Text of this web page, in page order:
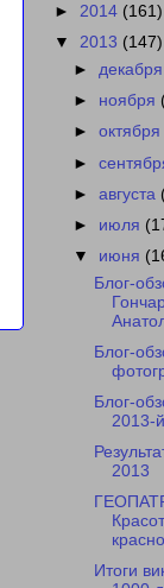
► 2014 (161)
▼ 2013 (147)
►декабря
► ноября
►октября
►
►августа
► июля
▼ июня
Блог-
Блог-
Блог-
2013-
2013
Итоги